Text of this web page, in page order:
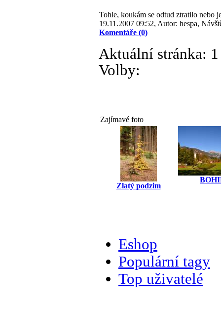
Tohle, koukám se odtud ztratilo nebo
19.11.2007 09:52, Autor: hespa,
Komentáře (0)
Aktuální stránka:
Volby:
Zajímavé foto
Zlatý podzim
Eshop
Populární tagy
Top uživatelé